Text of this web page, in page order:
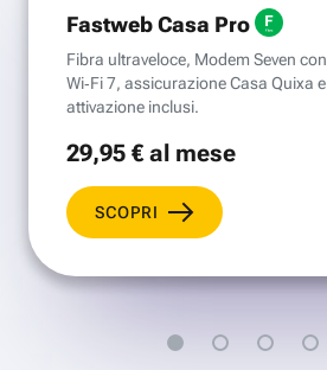
Fastweb Casa Pro
Fibra ultraveloce, Modem Seven con
Wi‑Fi 7, assicurazione Casa Quixa e
attivazione inclusi.
29,95 €al mese
SCOPRI